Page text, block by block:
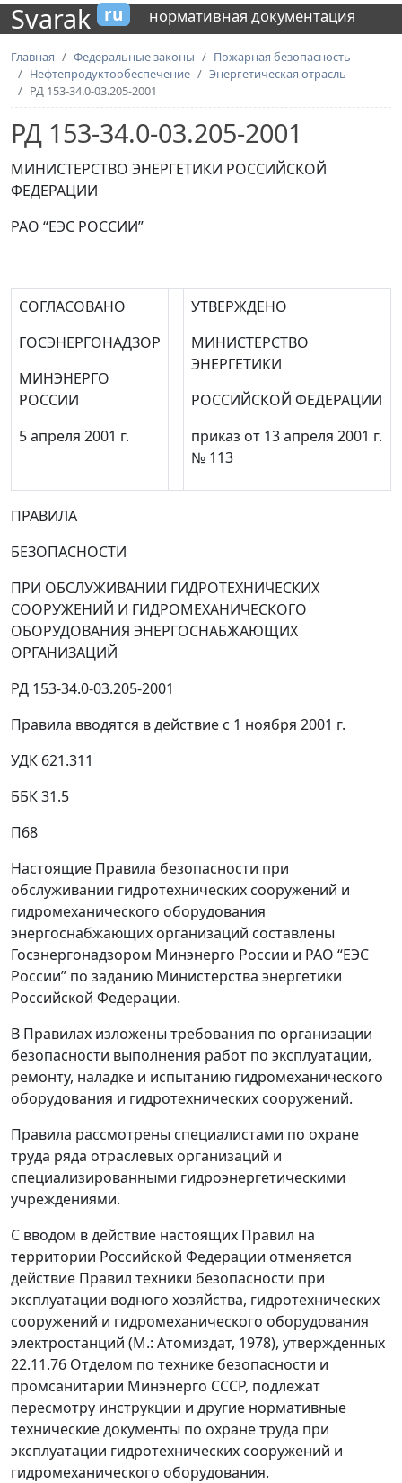
Svarak ru нормативная документация
Главная Федеральные законы
Пожарная безопасность
Нефтепродуктообеспечение
Энергетическая отрасль
РД 153-34.0-03.205-2001
РД 153-34.0-03.205-2001
МИНИСТЕРСТВО ЭНЕРГЕТИКИ РОССИЙСКОЙ
ФЕДЕРАЦИИ
РАО “ЕЭС РОССИИ”
СОГЛАСОВАНО
ГОСЭНЕРГОНАДЗОР
МИНЭНЕРГО
РОССИИ
5 апреля 2001 г.
УТВЕРЖДЕНО
МИНИСТЕРСТВО
ЭНЕРГЕТИКИ
РОССИЙСКОЙ ФЕДЕРАЦИИ
приказ от 13 апреля 2001 г.
№ 113
ПРАВИЛА
БЕЗОПАСНОСТИ
ПРИ ОБСЛУЖИВАНИИ ГИДРОТЕХНИЧЕСКИХ
СООРУЖЕНИЙ И ГИДРОМЕХАНИЧЕСКОГО
ОБОРУДОВАНИЯ ЭНЕРГОСНАБЖАЮЩИХ
ОРГАНИЗАЦИЙ
РД 153-34.0-03.205-2001
Правила вводятся в действие с 1 ноября 2001 г.
УДК 621.311
ББК 31.5
П68
Настоящие Правила безопасности при
обслуживании гидротехнических сооружений и
гидромеханического оборудования
энергоснабжающих организаций составлены
Госэнергонадзором Минэнерго России и РАО “ЕЭС
России” по заданию Министерства энергетики
Российской Федерации.
В Правилах изложены требования по организации
безопасности выполнения работ по эксплуатации,
ремонту, наладке и испытанию гидромеханического
оборудования и гидротехнических сооружений.
Правила рассмотрены специалистами по охране
труда ряда отраслевых организаций и
специализированными гидроэнергетическими
учреждениями.
С вводом в действие настоящих Правил на
территории Российской Федерации отменяется
действие Правил техники безопасности при
эксплуатации водного хозяйства, гидротехнических
сооружений и гидромеханического оборудования
электростанций (М.: Атомиздат, 1978), утвержденных
22.11.76 Отделом по технике безопасности и
промсанитарии Минэнерго СССР, подлежат
пересмотру инструкции и другие нормативные
технические документы по охране труда при
эксплуатации гидротехнических сооружений и
гидромеханического оборудования.